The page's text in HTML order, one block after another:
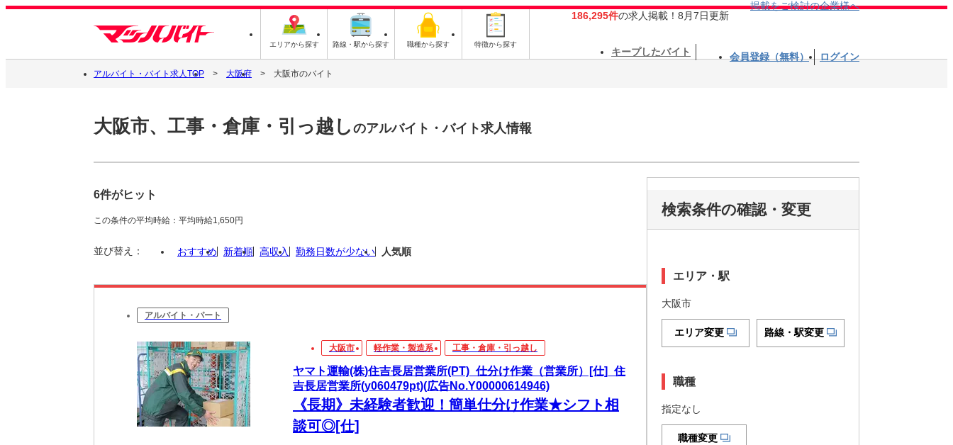
エリアから探す 路線・駅から探す 職種から探す 特徴から探す
186,295件の求人掲載！8月7日更新
掲載をご検討の企業様へ
キープしたバイト 会員登録（無料） ログイン
アルバイト・バイト求人TOP 大阪府 大阪市のバイト
大阪市、工事・倉庫・引っ越し のアルバイト・バイト求人情報
6件がヒット
この条件の平均時給：平均時給1,650円
並び替え： おすすめ 新着順 高収入 勤務日数が少ない 人気順
アルバイト・パート
大阪市 軽作業・製造系 工事・倉庫・引っ越し
ヤマト運輸(株)住吉長居営業所(PT)_仕分け作業（営業所）[仕]_住
吉長居営業所(y060479pt)(広告No.Y00000614946)
《長期》未経験者歓迎！簡単仕分け作業★シフト相
談可◎[仕]
検索条件の確認・変更
エリア・駅
大阪市
エリア変更 路線・駅変更
職種
指定なし
職種変更